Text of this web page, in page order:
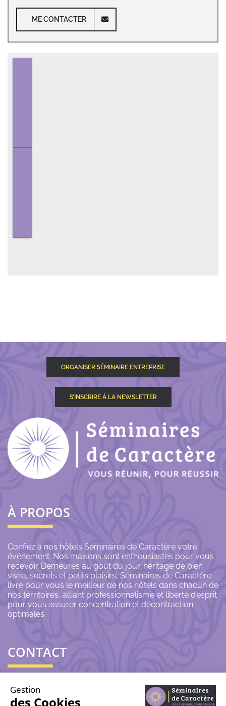
ME CONTACTER
ORGANISER SÉMINAIRE ENTREPRISE
S’INSCRIRE À LA NEWSLETTER
À PROPOS
Confiez à nos hôtels Séminaires de Caractère votre
événement. Nos maisons sont enthousiastes pour vous
recevoir. Demeures au goût du jour, héritage de bien
vivre, secrets et petits plaisirs, Séminaires de Caractère
livre pour vous le meilleur de nos hôtels dans chacun de
nos territoires, alliant professionnalisme et liberté d’esprit
pour vous assurer concentration et décontraction
optimales.
CONTACT
06 43 69 79 72
Gestion
des Cookies